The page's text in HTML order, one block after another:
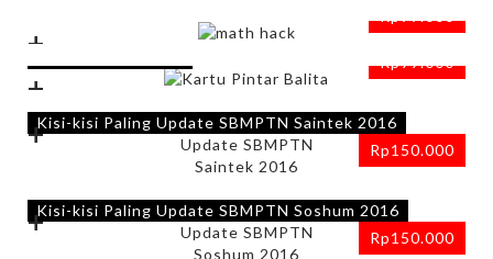
+
+
Rp99.000
+Kisi-kisi Paling Update SBMPTN Saintek 2016
Rp150.000
+Kisi-kisi Paling Update SBMPTN Soshum 2016
Rp150.000